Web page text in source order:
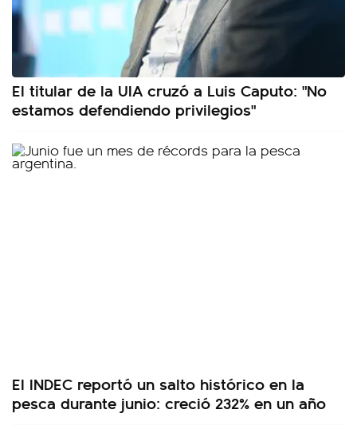
El titular de la UIA cruzó a Luis Caputo: "No
estamos defendiendo privilegios"
El INDEC reportó un salto histórico en la
pesca durante junio: creció 232% en un año